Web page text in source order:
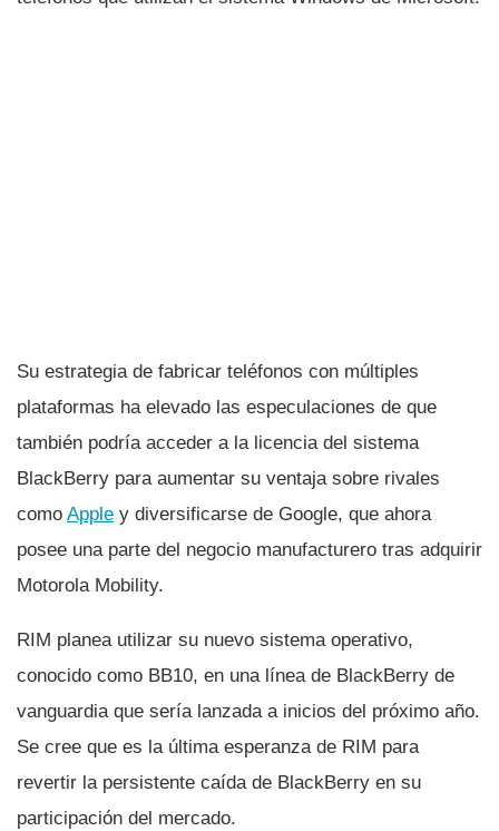
Su estrategia de fabricar teléfonos con múltiples
plataformas ha elevado las especulaciones de que
también podrí­a acceder a la licencia del sistema
BlackBerry para aumentar su ventaja sobre rivales
como Apple y diversificarse de Google, que ahora
posee una parte del negocio manufacturero tras adquirir
Motorola Mobility.
RIM planea utilizar su nuevo sistema operativo,
conocido como BB10, en una lí­nea de BlackBerry de
vanguardia que serí­a lanzada a inicios del próximo año.
Se cree que es la última esperanza de RIM para
revertir la persistente caí­da de BlackBerry en su
participación del mercado.